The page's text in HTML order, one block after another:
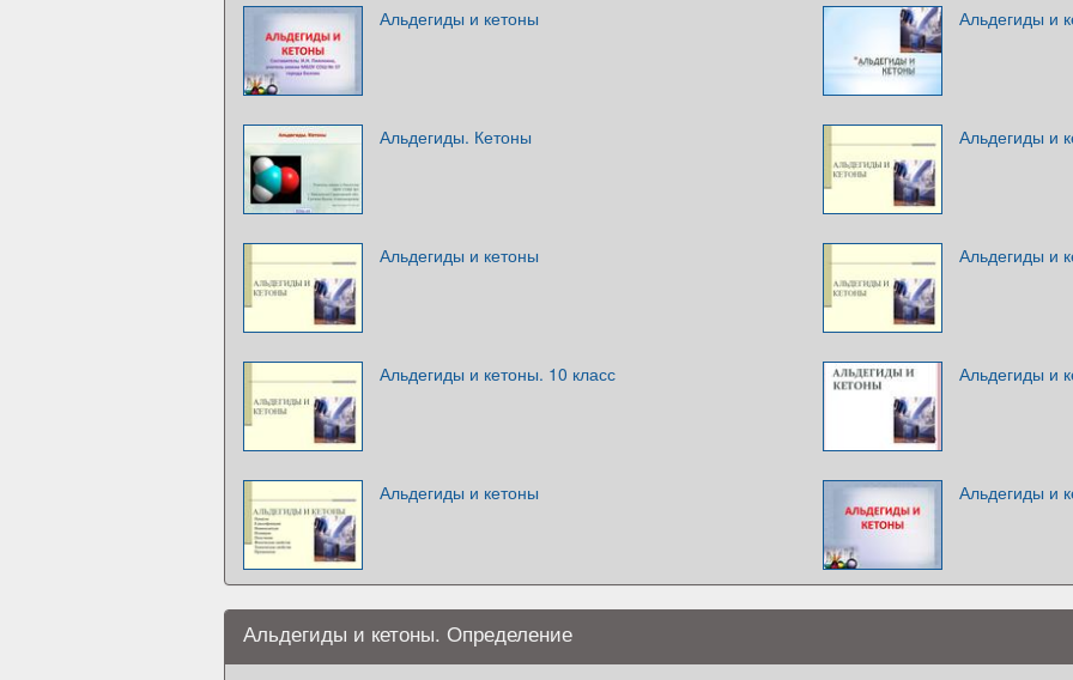
Альдегиды и кетоны Альдегиды и
Альдегиды. Кетоны Альдегиды и
Альдегиды и кетоны Альдегиды и
Альдегиды и кетоны. 10 класс Альдегиды и
Альдегиды и кетоны Альдегиды и
Альдегиды и кетоны. Определение